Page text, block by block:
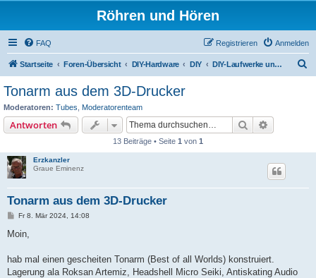
Röhren und Hören
FAQ Anmelden
Registrieren
Startseite Foren-Übersicht DIY-Hardware DIY DIY-Laufwerke und Zubehör
Tonarm aus dem 3D-Drucker
Moderatoren: Tubes Moderatorenteam
Antworten Suche
13 Beiträge • Seite 1 von 1
Erzkanzler
Graue Eminenz
Tonarm aus dem 3D-Drucker
B
i
a
Fr 8. Mär 2024, 14:08
Moin,
hab mal einen gescheiten Tonarm (Best of all Worlds) konstruiert.
Lagerung ala Roksan Artemiz, Headshell Micro Seiki, Antiskating Audio